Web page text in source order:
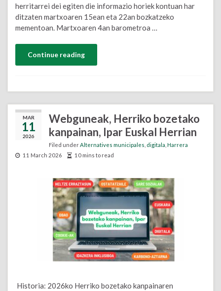
herritarrei dei egiten die informazio horiek kontuan har
ditzaten martxoaren 15ean eta 22an bozkatzeko
mementoan. Martxoaren 4an barometroa …
Continue reading
MAR
11
2026
Webguneak, Herriko bozetako
kanpainan, Ipar Euskal Herrian
Filed underAlternatives municipales digitala Harrera
11 March 2026
10 mins to read
Historia: 2026ko Herriko bozetako kanpainaren